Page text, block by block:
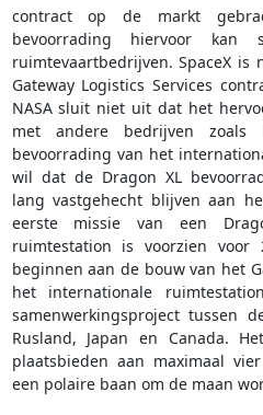
contract op de markt
bevoorrading hiervoor kan
ruimtevaartbedrijven. SpaceX
Gateway Logistics Services
NASA sluit niet uit dat het
met andere bedrijven
bevoorrading van het
wil dat de Dragon XL
lang vastgehecht blijven aan
eerste missie van een
ruimtestation is voorzien
beginnen aan de bouw van het
het internationale
samenwerkingsproject tussen
Rusland, Japan en Canada.
plaatsbieden aan maximaal
een polaire baan om de maan